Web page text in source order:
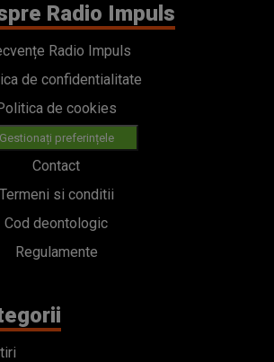
Radio Impuls
Radio Impuls
de confidentialitate
de cookies
Gestionați preferințele
Contact
Termeni si conditii
Cod deontologic
Regulamente